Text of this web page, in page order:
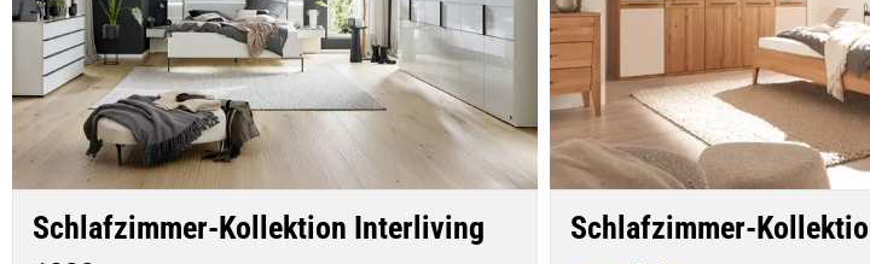
Schlafzimmer-Kollektion Interliving
Schlafzimmer-